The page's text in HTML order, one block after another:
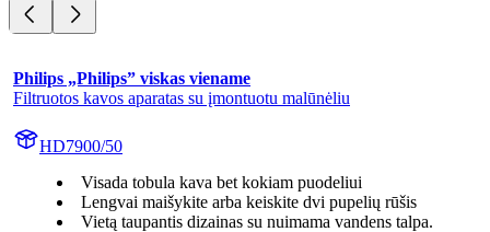
Philips „Philips” viskas viename
Filtruotos kavos aparatas su įmontuotu malūnėliu
HD7900/50
Visada tobula kava bet kokiam puodeliui
Lengvai maišykite arba keiskite dvi pupelių rūšis
Vietą taupantis dizainas su nuimama vandens talpa.